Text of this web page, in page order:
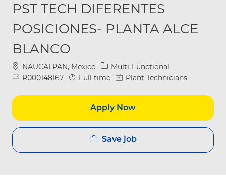
PST TECH DIFERENTES
POSICIONES- PLANTA ALCE
BLANCO
Location
NAUCALPAN, Mexico Category
Multi-Functional
Job IdR000148167 Job Type
Full time Plant Technicians
Apply Now
Save job